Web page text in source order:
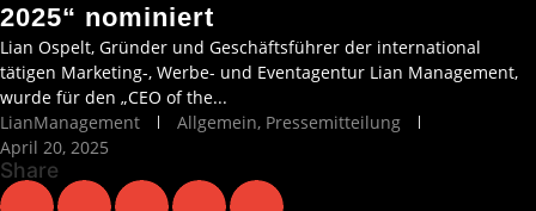
2025“ nominiert
Lian Ospelt, Gründer und Geschäftsführer der international
tätigen Marketing-, Werbe- und Eventagentur Lian Management,
wurde für den „CEO of the...
LianManagement
Allgemein, Pressemitteilung
April 20, 2025
Share